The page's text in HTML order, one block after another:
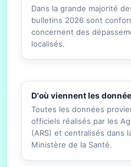
Dans la grande majorité
bulletins 2026 sont
concernent des
localisés.
D'où viennent les
Toutes les données
officiels réalisés par les
(ARS) et centralisés dans
Ministère de la Santé.